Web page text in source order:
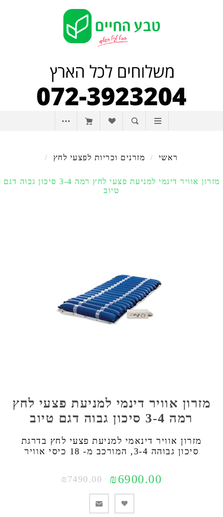
ראשי / מזרנים וכריות לפצעי לחץ /
מזרון אוויר דינמי למניעת פצעי לחץ רמה 3-4 סיכון גבוה דגם
טיוב
מזרון אוויר דינמי למניעת פצעי לחץ
רמה 3-4 סיכון גבוה דגם טיוב
מזרון אוויר דינאמי למניעת פצעי לחץ בדרגת
סיכון גבוהה 3-4, המורכב מ- 18 כיסי אוויר
₪6900.00
₪7490.00